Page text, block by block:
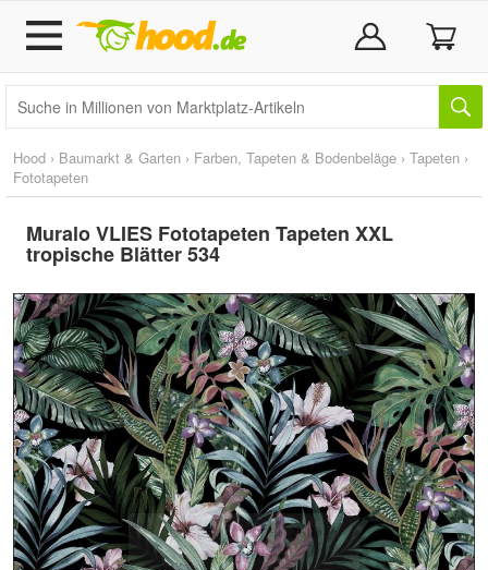
Hood › Baumarkt & Garten › Farben, Tapeten & Bodenbeläge › Tapeten ›
Fototapeten
Muralo VLIES Fototapeten Tapeten XXL
tropische Blätter 534
Doppelt antippen zum
vergrößern